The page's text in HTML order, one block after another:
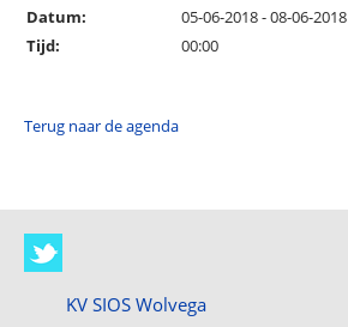
Datum:
05-06-2018 - 08-06-2018
Tijd:
00:00
Terug naar de agenda
KV SIOS Wolvega